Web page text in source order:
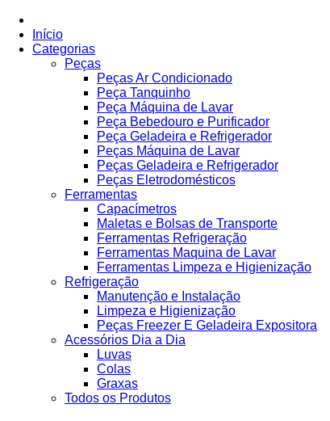
Início
Categorias
Peças
Peças Ar Condicionado
Peça Tanquinho
Peça Máquina de Lavar
Peça Bebedouro e Purificador
Peça Geladeira e Refrigerador
Peças Máquina de Lavar
Peças Geladeira e Refrigerador
Peças Eletrodomésticos
Ferramentas
Capacímetros
Maletas e Bolsas de Transporte
Ferramentas Refrigeração
Ferramentas Maquina de Lavar
Ferramentas Limpeza e Higienização
Refrigeração
Manutenção e Instalação
Limpeza e Higienização
Peças Freezer E Geladeira Expositora
Acessórios Dia a Dia
Luvas
Colas
Graxas
Todos os Produtos